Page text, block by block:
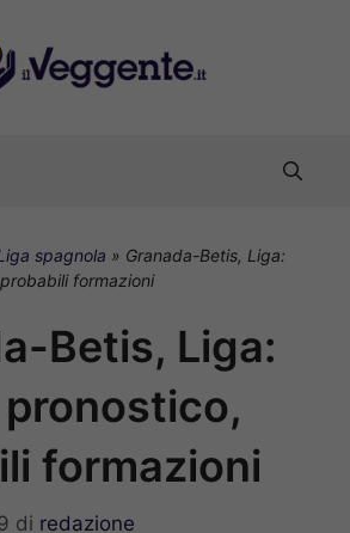
spagnola » Granada-Betis, Liga:
formazioni
Betis, Liga:
formazioni
di redazione